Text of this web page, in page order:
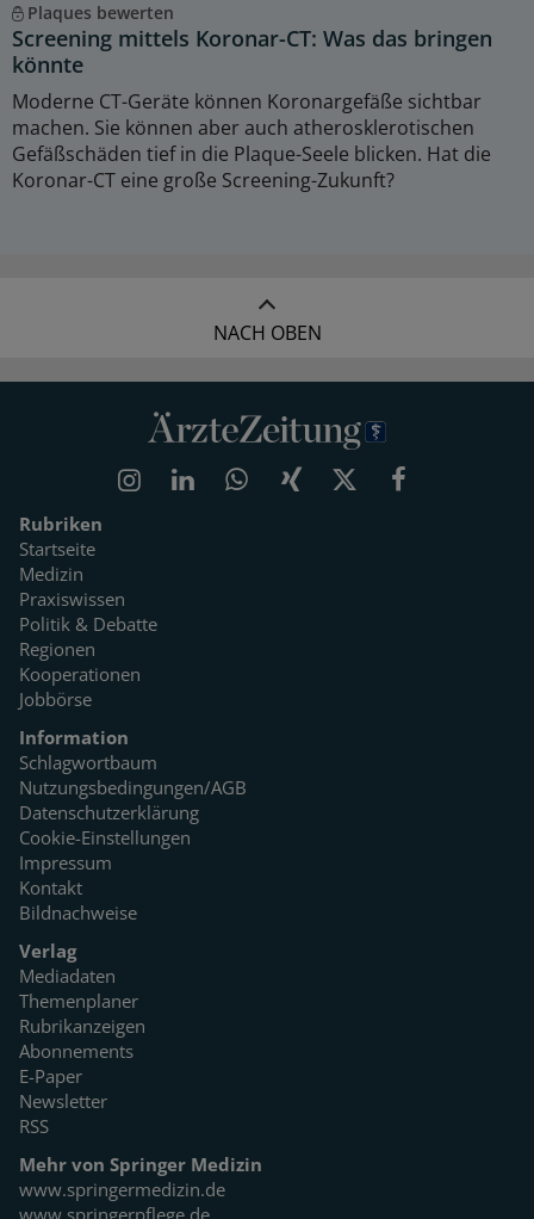
Plaques bewerten
Screening mittels Koronar-CT: Was das bringen
könnte
Moderne CT-Geräte können Koronargefäße sichtbar
machen. Sie können aber auch atherosklerotischen
Gefäßschäden tief in die Plaque-Seele blicken. Hat die
Koronar-CT eine große Screening-Zukunft?
NACH OBEN
Rubriken
Startseite
Medizin
Praxiswissen
Politik & Debatte
Regionen
Kooperationen
Jobbörse
Information
Schlagwortbaum
Nutzungsbedingungen/AGB
Datenschutzerklärung
Cookie-Einstellungen
Impressum
Kontakt
Bildnachweise
Verlag
Mediadaten
Themenplaner
Rubrikanzeigen
Abonnements
E-Paper
Newsletter
RSS
Mehr von Springer Medizin
www.springermedizin.de